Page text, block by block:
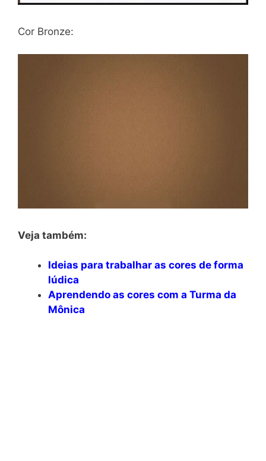
Cor Bronze:
Veja também:
Ideias para trabalhar as cores de forma
lúdica
Aprendendo as cores com a Turma da
Mônica